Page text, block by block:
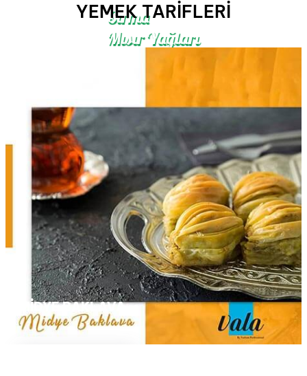
Sırma
Mısır Yağları
YEMEK TARIFLERI
MIDYE BAKLAVA